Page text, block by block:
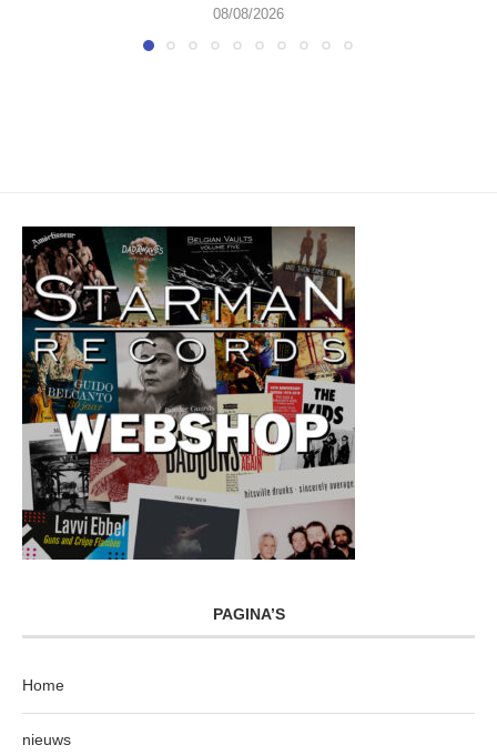
08/08/2026
PAGINA’S
Home
nieuws